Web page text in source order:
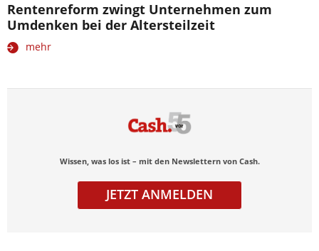
Rentenreform zwingt Unternehmen zum
Umdenken bei der Altersteilzeit
mehr
Wissen, was los ist – mit den Newslettern von Cash.
JETZT ANMELDEN